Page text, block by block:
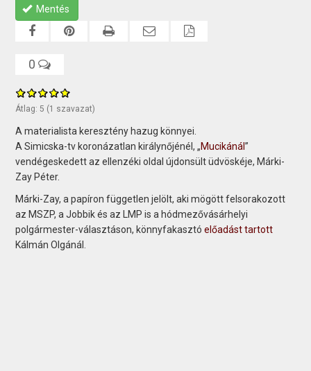
Mentés
0
Átlag: 5 (1 szavazat)
A materialista keresztény hazug könnyei.
A Simicska-tv koronázatlan királynőjénél, „Mucikánál”
vendégeskedett az ellenzéki oldal újdonsült üdvöskéje, Márki-
Zay Péter.
Márki-Zay, a papíron független jelölt, aki mögött felsorakozott
az MSZP, a Jobbik és az LMP is a hódmezővásárhelyi
polgármester-választáson, könnyfakasztóelőadást tartott
Kálmán Olgánál.